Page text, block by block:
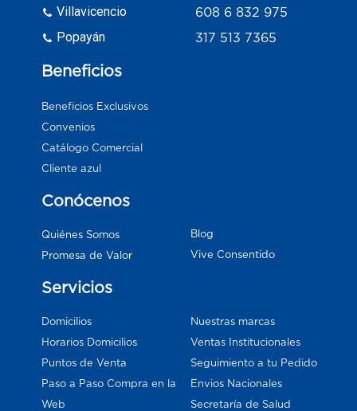
Villavicencio
Popayán
608 6 832 975
317 513 7365
Beneficios
Beneficios Exclusivos
Convenios
Catálogo Comercial
Cliente azul
Conócenos
Quiénes Somos
Promesa de Valor
Blog
Vive Consentido
Servicios
Domicilios
Horarios Domicilios
Puntos de Venta
Paso a Paso Compra en la
Web
Nuestras marcas
Ventas Institucionales
Seguimiento a tu Pedido
Envios Nacionales
Secretaría de Salud